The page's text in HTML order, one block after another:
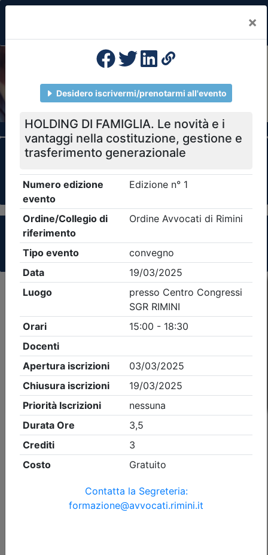
×
Previous
Formazione Professionale Continua
Il portale della formazione per Ordini e
Collegi Professionali
Clicca qui - espandi la sezione dei filtri ricerca
eventi
Criteri di ricerca applicati:
- Tipo Ordine/collegio:Avvocati- Ordine:
Rimini- Eventi in programma dal
iCal Feed RSS
Dettagli evento
A pagamento